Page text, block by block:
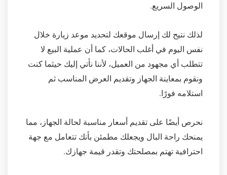
الوصول السريع.
لذلك نتيح لك إرسال موقعك لتحديد موعد زيارة خلال
نفس اليوم في أغلب الحالات، كما أن عملية البيع لا
تتطلب أي مجهود من العميل، لأننا نأتي إليك حيثما كنت
ونقوم بمعاينة الجهاز وتقديم العرض المناسب ثم
استلامه فورًا.
نحرص أيضًا على تقديم أسعار مناسبة لحالة الجهاز، مما
يمنحك راحة البال ويجعلك مطمئن بأنك تتعامل مع جهة
احترافية تهتم بمصلحتك وتقدر قيمة جهازك.